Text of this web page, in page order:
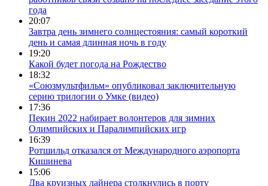
года
20:07
Завтра день зимнего солнцестояния: самый короткий
день и самая длинная ночь в году
19:20
Какой будет погода на Рождество
18:32
«Союзмультфильм» опубликовал заключительную
серию трилогии о Умке (видео)
17:36
Пекин 2022 набирает волонтеров для зимних
Олимпийских и Паралимпийских игр
16:39
Ротшильд отказался от Международного аэропорта
Кишинева
15:06
Два круизных лайнера столкнулись в порту